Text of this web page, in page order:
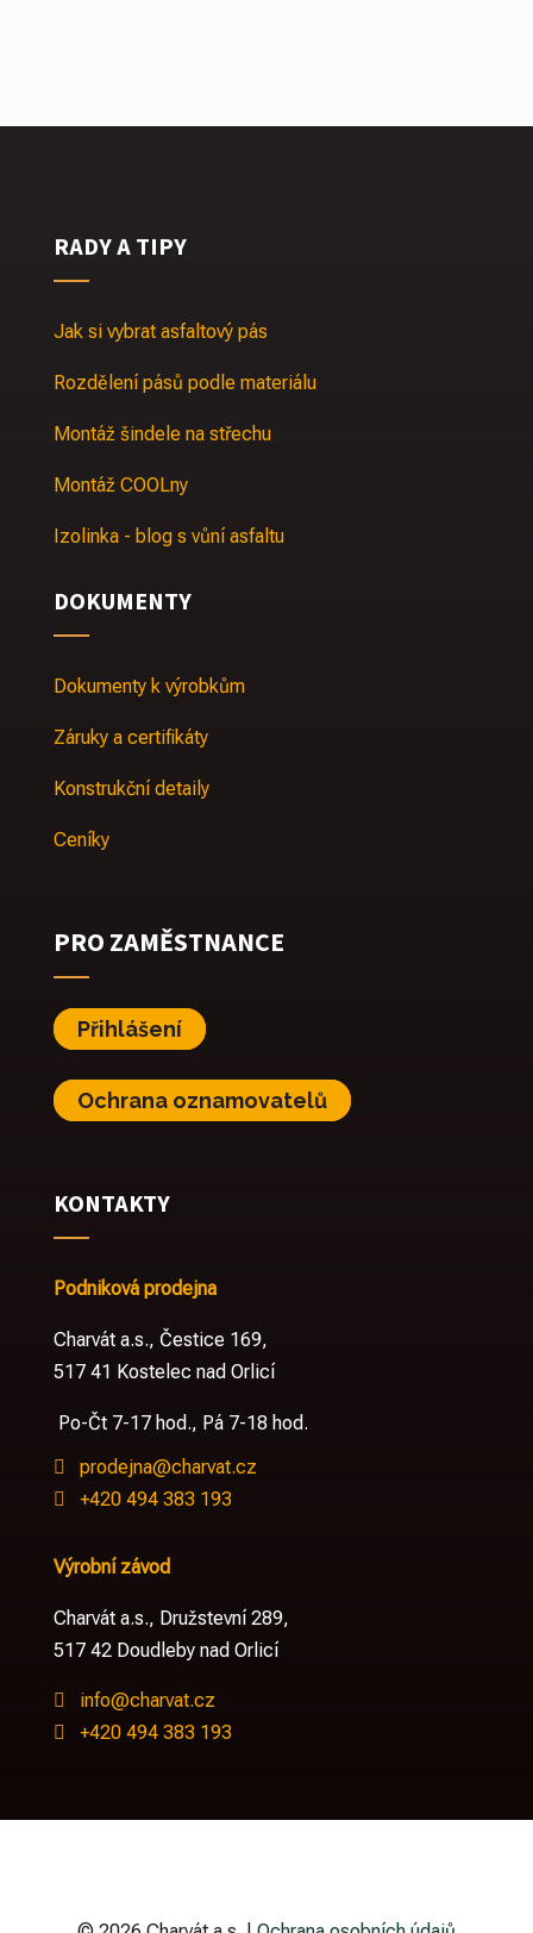
RADY A TIPY
Jak si vybrat asfaltový pás
Rozdělení pásů podle materiálu
Montáž šindele na střechu
Montáž COOLny
Izolinka - blog s vůní asfaltu
DOKUMENTY
Dokumenty k výrobkům
Záruky a certifikáty
Konstrukční detaily
Ceníky
PRO ZAMĚSTNANCE
Přihlášení
Ochrana oznamovatelů
KONTAKTY
Podniková prodejna
Charvát a.s., Čestice 169,
517 41 Kostelec nad Orlicí
Po-Čt 7-17 hod., Pá 7-18 hod.
 prodejna@charvat.cz
 +420 494 383 193
Výrobní závod
Charvát a.s., Družstevní 289,
517 42 Doudleby nad Orlicí
 info@charvat.cz
 +420 494 383 193